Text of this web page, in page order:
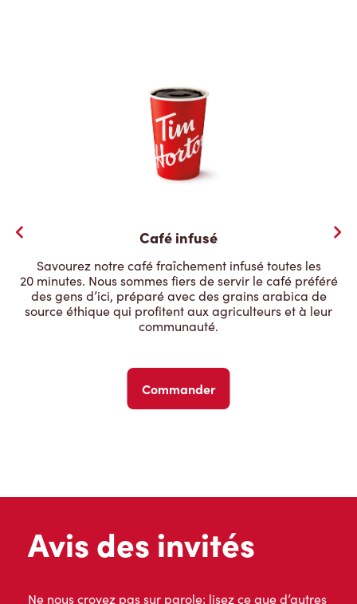
Café infusé
Savourez notre café fraîchement infusé toutes les
20 minutes. Nous sommes fiers de servir le café préféré
des gens d’ici, préparé avec des grains arabica de
source éthique qui profitent aux agriculteurs et à leur
communauté.
Commander
Avis des invités
Ne nous croyez pas sur parole; lisez ce que d’autres